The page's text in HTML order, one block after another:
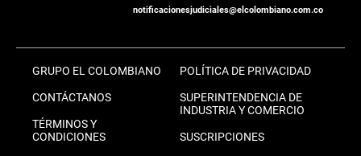
notificacionesjudiciales@elcolombiano.com.co
GRUPO EL COLOMBIANO
CONTÁCTANOS
TÉRMINOS Y
CONDICIONES
POLÍTICA DE PRIVACIDAD
SUPERINTENDENCIA DE
INDUSTRIA Y COMERCIO
SUSCRIPCIONES